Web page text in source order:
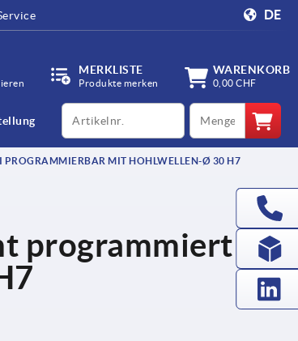
DE
MERKLISTE
Produkte merken
WARENKORB
0,00 CHF
productCode qty
PROGRAMMIERBAR MIT HOHLWELLEN-Ø 30 H7
programmiert